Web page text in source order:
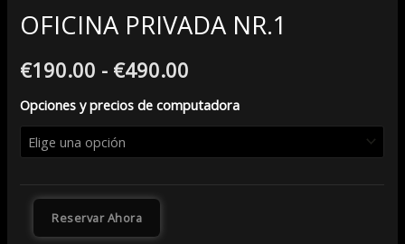
OFICINA PRIVADA NR.1
€190.00 - €490.00
Opciones y precios de computadora
Reservar Ahora